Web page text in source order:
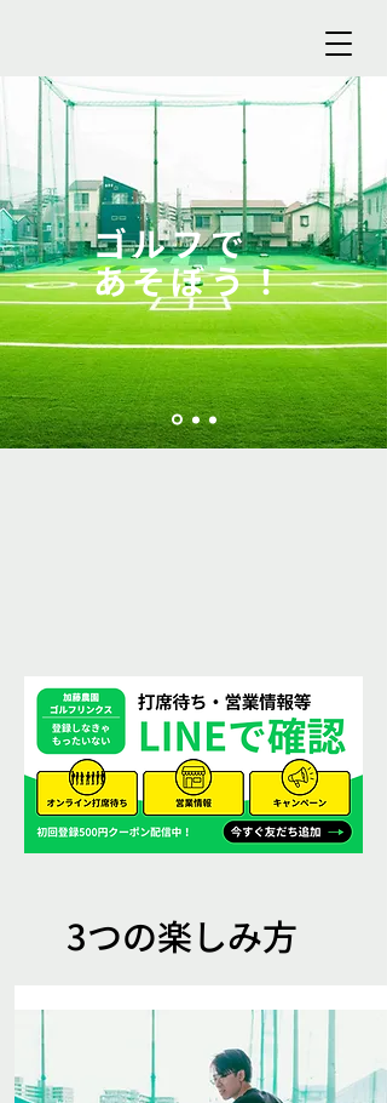
ゴルフで
​あそぼう！
3つの楽しみ方